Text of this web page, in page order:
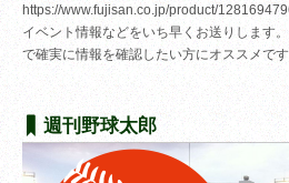
https://www.fujisan.co.jp/product/
イベント情報などをいち早くお送りします
で確実に情報を確認したい方にオススメです
週刊野球太郎